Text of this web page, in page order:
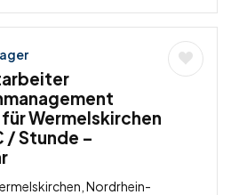
Wermelskirchen
/ Stunde –
Nordrhein-